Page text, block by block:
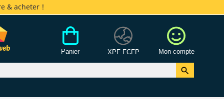
& acheter !
Panier XPF FCFP Mon compte
